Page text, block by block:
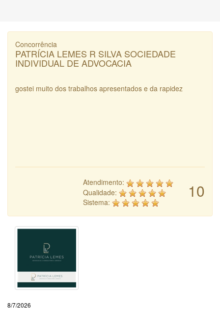
Concorrência
PATRÍCIA LEMES R SILVA SOCIEDADE
INDIVIDUAL DE ADVOCACIA
gostei muito dos trabalhos apresentados e da rapidez
10
Atendimento:
Qualidade:
Sistema:
8/7/2026